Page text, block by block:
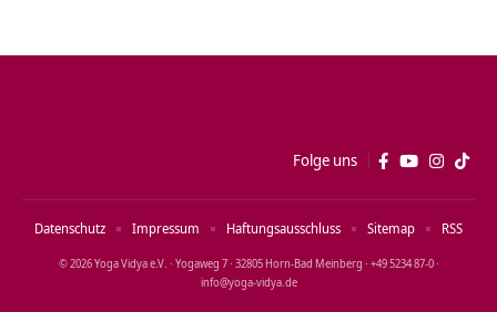
Folge uns
© 2026 Yoga Vidya e.V. · Yogaweg 7 · 32805 Horn‑Bad Meinberg · +49 5234 87‑0 ·
info@yoga‑vidya.de
Datenschutz Impressum Haftungsausschluss Sitemap RSS